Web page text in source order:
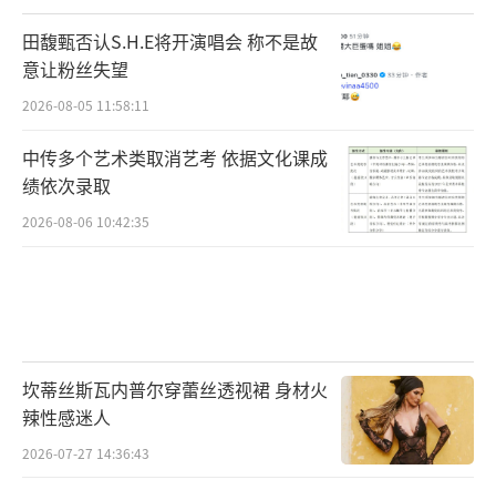
田馥甄否认S.H.E将开演唱会 称不是故
意让粉丝失望
2026-08-05 11:58:11
中传多个艺术类取消艺考 依据文化课成
绩依次录取
2026-08-06 10:42:35
坎蒂丝斯瓦内普尔穿蕾丝透视裙 身材火
辣性感迷人
2026-07-27 14:36:43